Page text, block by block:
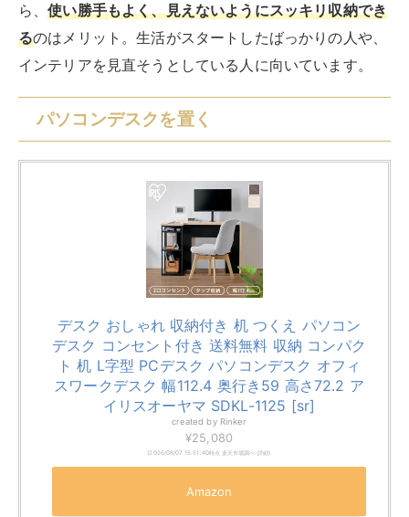
ら、使い勝手もよく、見えないようにスッキリ収納でき
るのはメリット。生活がスタートしたばっかりの人や、
インテリアを見直そうとしている人に向いています。
パソコンデスクを置く
デスク おしゃれ 収納付き 机 つくえ パソコン
デスク コンセント付き 送料無料 収納 コンパク
ト 机 L字型 PCデスク パソコンデスク オフィ
スワークデスク 幅112.4 奥行き59 高さ72.2 ア
イリスオーヤマ SDKL-1125 [sr]
created by Rinker
¥25,080
(2026/08/07 15:51:40時点 楽天市場調べ- 詳細)
Amazon